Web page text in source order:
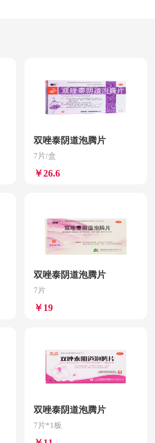
双唑泰阴道泡腾片
7片/盒
￥26.6
双唑泰阴道泡腾片
7片
￥19
双唑泰阴道泡腾片
7片*1板